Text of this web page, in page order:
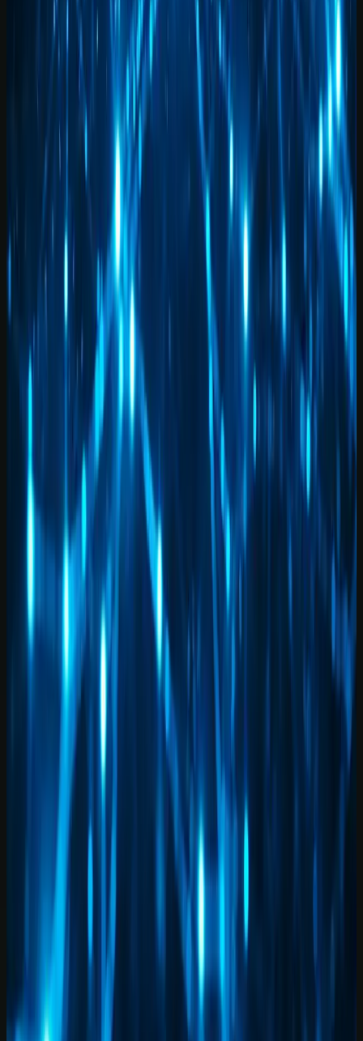
adapte os modelos ao seu trabalho. Quando quiser aprofundar,
avance para a formação completa.
Baixar pacote de prompts
Conhecer a escola
Transforme este tema em um fluxo
pronto para usar.
Baixe gratuitamente um pacote de prompts relacionado ao artigo e
adapte os modelos ao seu trabalho. Quando quiser aprofundar,
avance para a formação completa.
Baixar pacote de prompts
Receber conteúdo premium
Receba novos guias e playbooks no seu e-mail.
E-mail WhatsApp
Receber conteúdos
Quero receber este material, conteúdos e ofertas úteis por e-mail.
Posso cancelar quando quiser.
Receba o playbook prático por e-mail. WhatsApp é opcional.
Mais artigos de IA Notícias
Veja conteúdos relacionados a este assunto.
Cursos práticos para aplicar IA
Saia da teoria e avance para execução guiada.
Biblioteca de prompts
Use modelos prontos para acelerar entregas reais.
Guias por profissão
Descubra casos de uso de IA para sua área.
Leia também
Ataque cibernético à Mercor expõe vulnerabilidade em cadeia de
Hugging Face Lança Unsloth Jobs: Treine IA de Graça com GPUs
Lyria 3: Como a nova IA musical do Google pode transformar a
SK Hynix planeja IPO bilionário nos EUA para vencer a escassez